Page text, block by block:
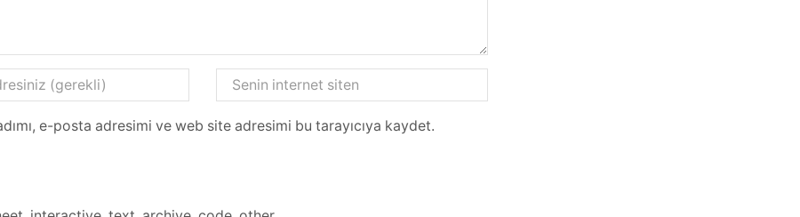
e-posta adresimi ve web site adresimi bu tarayıcıya kaydet.